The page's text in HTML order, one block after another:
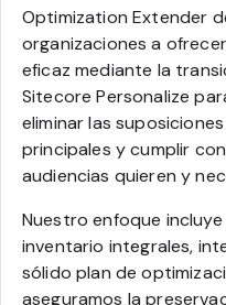
Optimization Extender
organizaciones a
eficaz mediante la
Sitecore Personalize
eliminar las
principales y cumplir
audiencias quieren y
Nuestro enfoque
inventario integrales,
sólido plan de
aseguramos la